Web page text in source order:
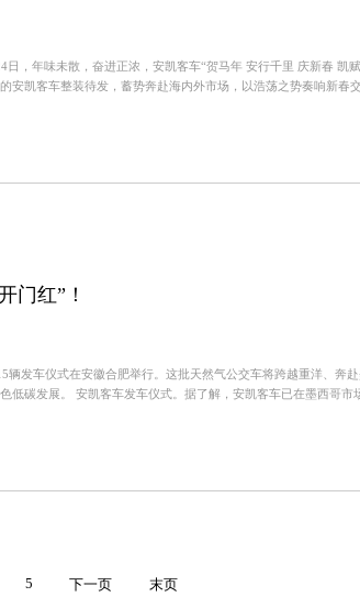
日，年味未散，奋进正浓，安凯客车“贺马年 安行千里 庆新春 凯
安凯客车整装待发，蓄势奔赴海内外市场，以浩荡之势奏响新春
门红”！
辆发车仪式在安徽合肥举行。这批天然气公交车将跨越重洋、奔
低碳发展。 安凯客车发车仪式。据了解，安凯客车已在墨西哥市
5 下一页 末页